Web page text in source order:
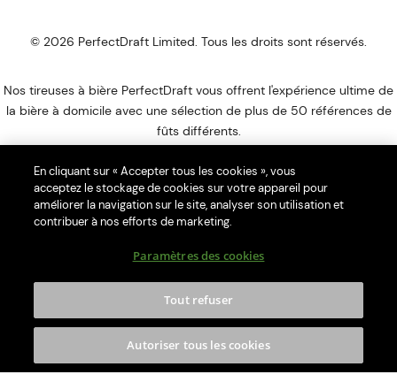
Pack tireuse PerfectDraft Pro Black x Corona + 2 verres Corona 349,00
€
© 2026 PerfectDraft Limited. Tous les droits sont réservés.
Nos tireuses à bière PerfectDraft vous offrent l'expérience ultime de
la bière à domicile avec une sélection de plus de 50 références de
fûts différents.
Ecologic DEEE. Notre numéro UIN est FR044946_052XKI. Veuillez
visiter le site Webd'Ecologicpour savoir comment vous débarrasser
de votre DEEE ménagers.
L’abus d’alcool est dangereux pour la santé, à consommer avec
Merci de ne pas partager le contenu de ce site avec des mineurs. La
consommation d’alcool est vivement déconseillée aux femmes
enceintes. La vente d'alcool à des mineurs de moins de 18 ans est
interdite. En accédant à nos offres, vous déclarez avoir 18 ans
En cliquant sur « Accepter tous les cookies », vous
acceptez le stockage de cookies sur votre appareil pour
améliorer la navigation sur le site, analyser son utilisation et
contribuer à nos efforts de marketing.
Paramètres des cookies
Tout refuser
Autoriser tous les cookies